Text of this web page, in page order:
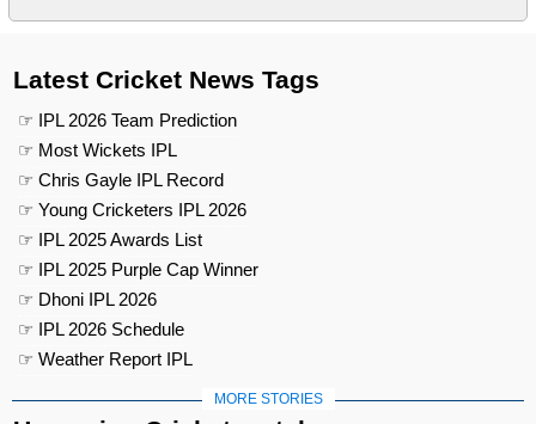
Latest Cricket News Tags
☞ IPL 2026 Team Prediction
☞ Most Wickets IPL
☞ Chris Gayle IPL Record
☞ Young Cricketers IPL 2026
☞ IPL 2025 Awards List
☞ IPL 2025 Purple Cap Winner
☞ Dhoni IPL 2026
☞ IPL 2026 Schedule
☞ Weather Report IPL
MORE STORIES